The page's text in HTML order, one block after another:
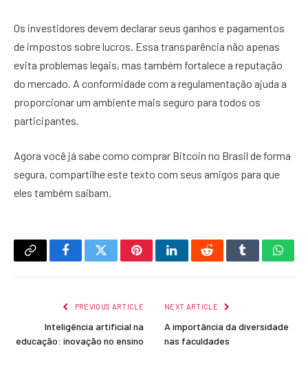
Os investidores devem declarar seus ganhos e pagamentos
de impostos sobre lucros. Essa transparência não apenas
evita problemas legais, mas também fortalece a reputação
do mercado. A conformidade com a regulamentação ajuda a
proporcionar um ambiente mais seguro para todos os
participantes.
Agora você já sabe como comprar Bitcoin no Brasil de forma
segura, compartilhe este texto com seus amigos para que
eles também saibam.
Copy
FacebookTwitterPinterestLinkedInRedditTumblr
PREVIOUS ARTICLE
Inteligência artificial na
educação: inovação no ensino
NEXT ARTICLE
A importância da diversidade
nas faculdades